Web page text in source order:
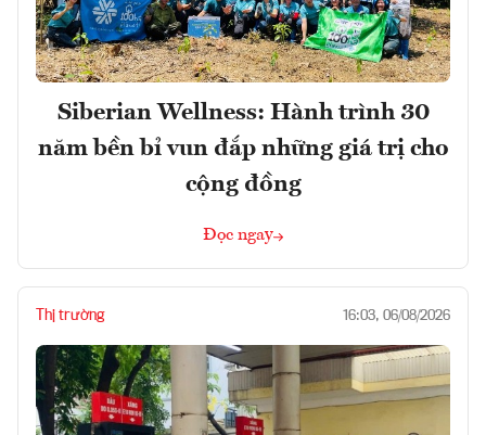
Siberian Wellness: Hành trình 30
năm bền bỉ vun đắp những giá trị cho
cộng đồng
Đọc ngay
Thị trường 16:03, 06/08/2026